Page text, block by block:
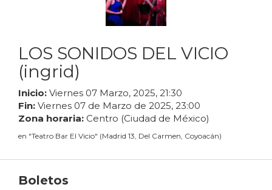
LOS SONIDOS DEL VICIO
(ingrid)
Inicio: Viernes 07 Marzo, 2025, 21:30
Fin: Viernes 07 de Marzo de 2025, 23:00
Zona horaria: Centro (Ciudad de México)
en "Teatro Bar El Vicio" (Madrid 13, Del Carmen, Coyoacán)
Boletos